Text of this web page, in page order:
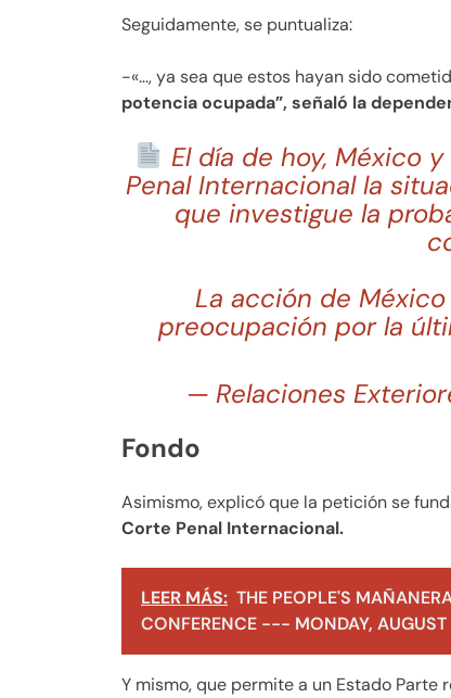
Seguidamente, se puntualiza:
-«…, ya sea que estos hayan sido
potencia ocupada”, señaló la
El día de hoy, México
Penal Internacional la
que investigue la
La acción de
preocupación por la
— Relaciones
Fondo
Asimismo, explicó que la petición se
Corte Penal Internacional.
LEER MÁS: THE PEOPLE'S
CONFERENCE --- MONDAY,
Y mismo, que permite a un Estado